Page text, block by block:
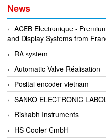
DESAX
DET-TRONICS
Deublin
Diakont
Dias Infrared
DINA Elektronik
Dinel
Di-Soric
Di-Soric
News
ACEB Electronique -
and Display Systems from
RA system
Automatic Valve Réalisation
Posital encoder vietnam
SANKO ELECTRONIC
Rishabh Instruments
HS-Cooler GmbH